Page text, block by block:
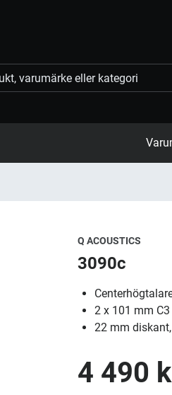
Q ACOUSTICS
3090c
2 x 101 mm
22 mm
4 490